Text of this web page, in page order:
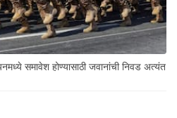
समावेश होण्यासाठी जवानांची निवड अत्यंत